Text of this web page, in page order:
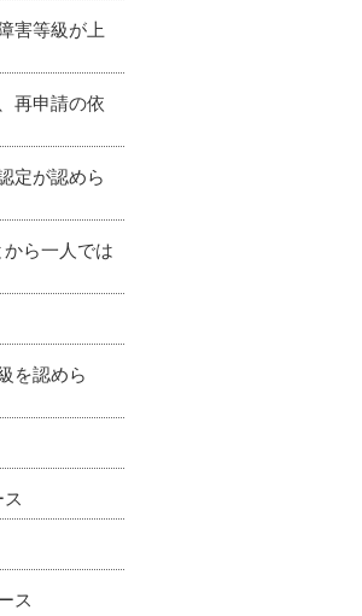
害等級が上
再申請の依
定が認めら
ら一人では
を認めら
ス